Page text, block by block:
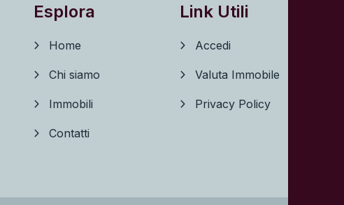
Esplora
Home
Chi siamo
Immobili
Contatti
Link Utili
Accedi
Valuta Immobile
Privacy Policy